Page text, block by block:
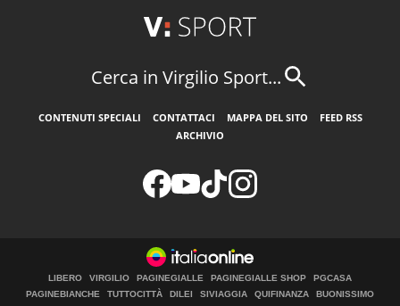
Cerca in Virgilio Sport...
CONTENUTI SPECIALI CONTATTACI MAPPA DEL SITO
FEED RSS
ARCHIVIO
LIBERO VIRGILIO PAGINEGIALLE PAGINEGIALLE SHOP
PGCASA
PAGINEBIANCHE
TUTTOCITTÀ DILEI SIVIAGGIA QUIFINANZA
BUONISSIMO